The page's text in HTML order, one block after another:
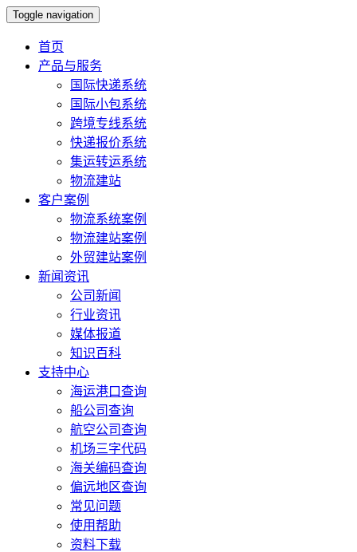
Toggle navigation
首页
产品与服务
国际快递系统
国际小包系统
跨境专线系统
快递报价系统
集运转运系统
物流建站
客户案例
物流系统案例
物流建站案例
外贸建站案例
新闻资讯
公司新闻
行业资讯
媒体报道
知识百科
支持中心
海运港口查询
船公司查询
航空公司查询
机场三字代码
海关编码查询
偏远地区查询
常见问题
使用帮助
资料下载